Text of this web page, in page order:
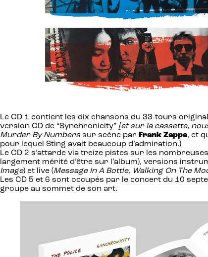
Le CD 1 contient les dix chansons du 33-tours
version CD de “Synchronicity” [et sur la cassette,
Murder By Numbers sur scène par Frank Zappa, et
pour lequel Sting avait beaucoup d’admiration.)
Le CD 2 s’attarde via treize pistes sur les
largement mérité d’être sur l’album), versions
Image) et live (Message In A Bottle, Walking On The
Les CD 5 et 6 sont occupés par le concert du 10
groupe au sommet de son art.